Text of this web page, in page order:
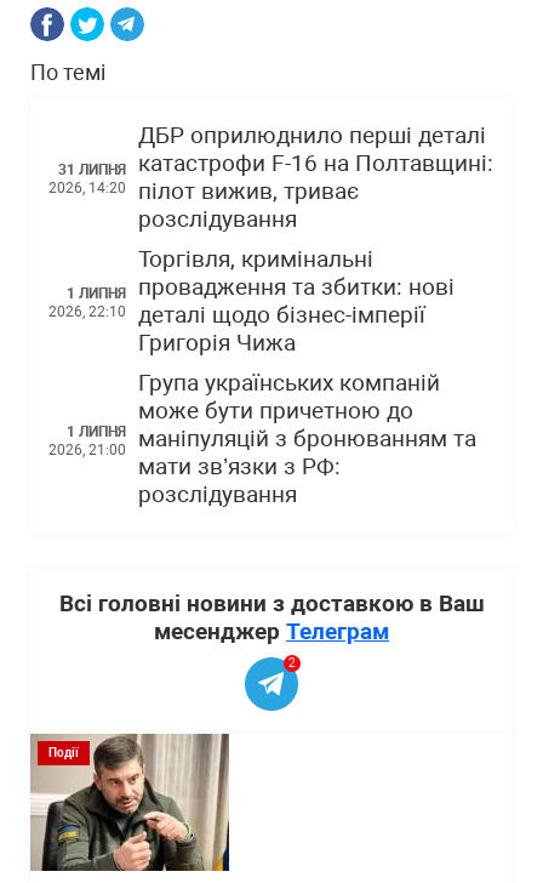
По темі
31 ЛИПНЯ
2026, 14:20
ДБР оприлюднило перші деталі
катастрофи F-16 на Полтавщині:
пілот вижив, триває
розслідування
1 ЛИПНЯ
2026, 22:10
Торгівля, кримінальні
провадження та збитки: нові
деталі щодо бізнес-імперії
Григорія Чижа
1 ЛИПНЯ
2026, 21:00
Група українських компаній
може бути причетною до
маніпуляцій з бронюванням та
мати зв’язки з РФ:
розслідування
Всі головні новини з доставкою в Ваш
месенджер Телеграм
2
Події